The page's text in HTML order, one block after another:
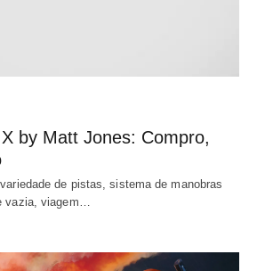
by Matt Jones: Compro,
de pistas, sistema de manobras
vazia, viagem…